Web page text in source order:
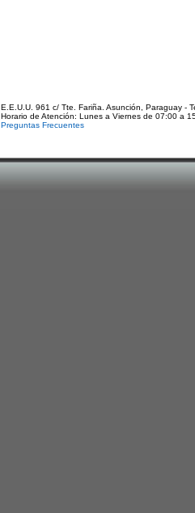
E.E.U.U. 961 c/ Tte. Fariña. Asunción, Paraguay -
Horario de Atención: Lunes a Viernes de 07:00 a
Preguntas Frecuentes